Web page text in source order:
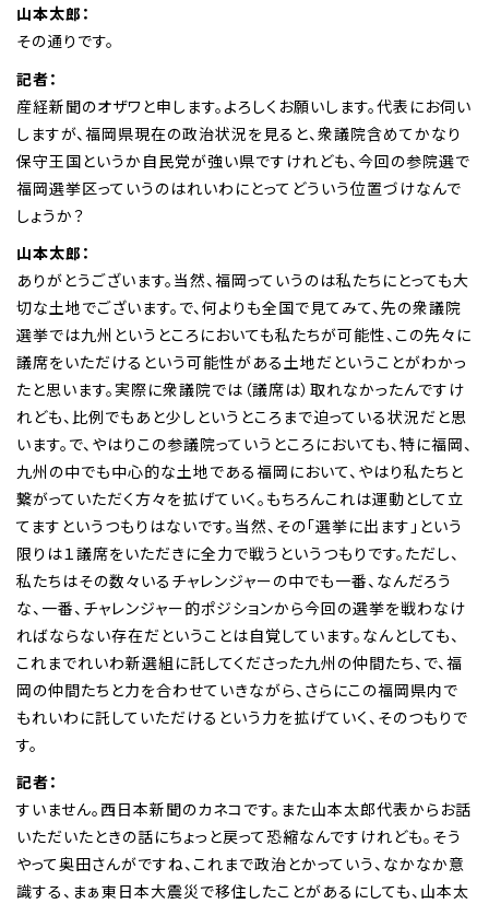
山本太郎：
その通りです。
記者：
産経新聞のオザワと申します。よろしくお願いします。代表にお伺い
しますが、福岡県現在の政治状況を見ると、衆議院含めてかなり
保守王国というか自民党が強い県ですけれども、今回の参院選で
福岡選挙区っていうのはれいわにとってどういう位置づけなんで
しょうか？
山本太郎：
ありがとうございます。当然、福岡っていうのは私たちにとっても大
切な土地でございます。で、何よりも全国で見てみて、先の衆議院
選挙では九州というところにおいても私たちが可能性、この先々に
議席をいただけるという可能性がある土地だということがわかっ
たと思います。実際に衆議院では（議席は）取れなかったんですけ
れども、比例でもあと少しというところまで迫っている状況だと思
います。で、やはりこの参議院っていうところにおいても、特に福岡、
九州の中でも中心的な土地である福岡において、やはり私たちと
繋がっていただく方々を拡げていく。もちろんこれは運動として立
てますというつもりはないです。当然、その「選挙に出ます」という
限りは１議席をいただきに全力で戦うというつもりです。ただし、
私たちはその数々いるチャレンジャーの中でも一番、なんだろう
な、一番、チャレンジャー的ポジションから今回の選挙を戦わなけ
ればならない存在だということは自覚しています。なんとしても、
これまでれいわ新選組に託してくださった九州の仲間たち、で、福
岡の仲間たちと力を合わせていきながら、さらにこの福岡県内で
もれいわに託していただけるという力を拡げていく、そのつもりで
す。
記者：
すいません。西日本新聞のカネコです。また山本太郎代表からお話
いただいたときの話にちょっと戻って恐縮なんですけれども。そう
やって奥田さんがですね、これまで政治とかっていう、なかなか意
識する、まぁ東日本大震災で移住したことがあるにしても、山本太